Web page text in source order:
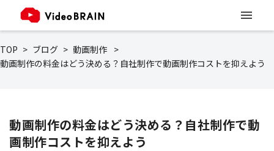
TOP ブログ
動画制作
動画制作の料金はどう決める？自社制作で動画制作コストを抑えよう
動画制作の料金はどう決める？自社制作で動
画制作コストを抑えよう